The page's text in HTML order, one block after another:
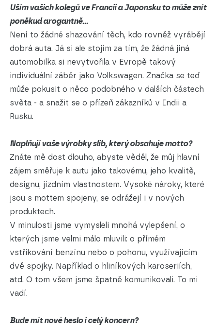
Uším vašich kolegů ve Francii a Japonsku to může znít
poněkud arogantně...
Není to žádné shazování těch, kdo rovněž vyrábějí
dobrá auta. Já si ale stojím za tím, že žádná jiná
automobilka si nevytvořila v Evropě takový
individuální záběr jako Volkswagen. Značka se teď
může pokusit o něco podobného v dalších částech
světa - a snažit se o přízeň zákazníků v Indii a
Rusku.
Naplňují vaše výrobky slib, který obsahuje motto?
Znáte mě dost dlouho, abyste věděl, že můj hlavní
zájem směřuje k autu jako takovému, jeho kvalitě,
designu, jízdním vlastnostem. Vysoké nároky, které
jsou s mottem spojeny, se odrážejí i v nových
produktech.
V minulosti jsme vymysleli mnohá vylepšení, o
kterých jsme velmi málo mluvili: o přímém
vstřikování benzínu nebo o pohonu, využívajícím
dvě spojky. Například o hliníkových karoseriích,
atd. O tom všem jsme špatně komunikovali. To mi
vadí.
Bude mít nové heslo i celý koncern?